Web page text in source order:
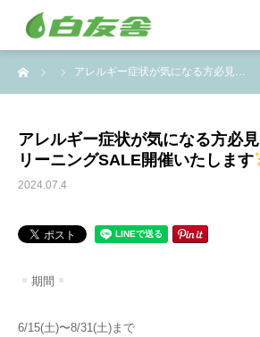
アレルギー症状が気になる方必見…
アレルギー症状が気になる方必見
リーニングSALE開催いたします
2024.07.4
期間
6/15(土)〜8/31(土)まで
集配サービス
洋服リフォームとリペア
トイスケルトン入れ代行